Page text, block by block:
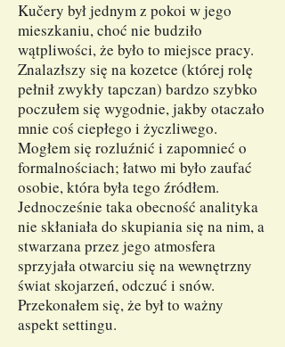
Kučery był jednym z pokoi w jego
mieszkaniu, choć nie budziło
wątpliwości, że było to miejsce pracy.
Znalazłszy się na kozetce (której rolę
pełnił zwykły tapczan) bardzo szybko
poczułem się wygodnie, jakby otaczało
mnie coś ciepłego i życzliwego.
Mogłem się rozluźnić i zapomnieć o
formalnościach; łatwo mi było zaufać
osobie, która była tego źródłem.
Jednocześnie taka obecność analityka
nie skłaniała do skupiania się na nim, a
stwarzana przez jego atmosfera
sprzyjała otwarciu się na wewnętrzny
świat skojarzeń, odczuć i snów.
Przekonałem się, że był to ważny
aspekt settingu.